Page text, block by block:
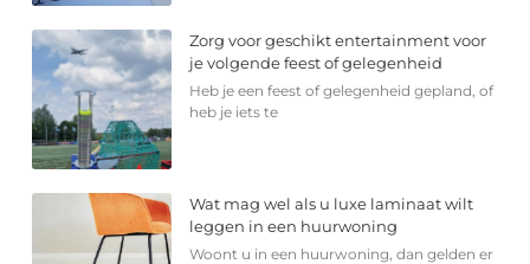
Zorg voor geschikt entertainment voor
je volgende feest of gelegenheid
Heb je een feest of gelegenheid gepland, of
heb je iets te
Wat mag wel als u luxe laminaat wilt
leggen in een huurwoning
Woont u in een huurwoning, dan gelden er